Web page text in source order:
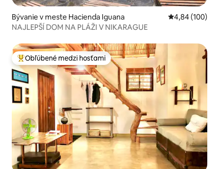
Bývanie v meste Hacienda Iguana Priemerné
4,84 (100)
NAJLEPŠÍ DOM NA PLÁŽI V NIKARAGUE
Najobľúbenejšie medzi hosťami
Obľúbené medzi hosťami